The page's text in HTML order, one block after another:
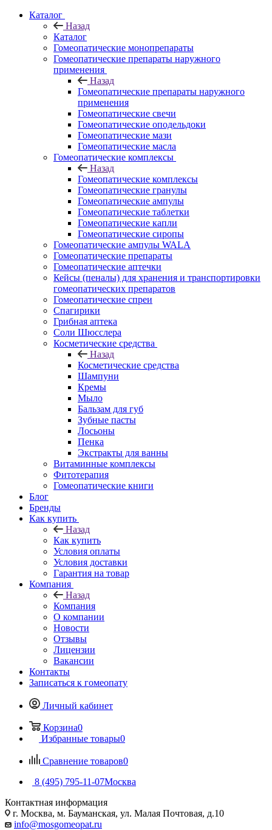
Каталог
Назад
Каталог
Гомеопатические монопрепараты
Гомеопатические препараты наружного
применения
Назад
Гомеопатические препараты наружного
применения
Гомеопатические свечи
Гомеопатические оподельдоки
Гомеопатические мази
Гомеопатические масла
Гомеопатические комплексы
Назад
Гомеопатические комплексы
Гомеопатические гранулы
Гомеопатические ампулы
Гомеопатические таблетки
Гомеопатические капли
Гомеопатические сиропы
Гомеопатические ампулы WALA
Гомеопатические препараты
Гомеопатические аптечки
Кейсы (пеналы) для хранения и транспортировки
гомеопатических препаратов
Гомеопатические спреи
Спагирики
Грибная аптека
Соли Шюсслера
Косметические средства
Назад
Косметические средства
Шампуни
Кремы
Мыло
Бальзам для губ
Зубные пасты
Лосьоны
Пенка
Экстракты для ванны
Витаминные комплексы
Фитотерапия
Гомеопатические книги
Блог
Бренды
Как купить
Назад
Как купить
Условия оплаты
Условия доставки
Гарантия на товар
Компания
Назад
Компания
О компании
Новости
Отзывы
Лицензии
Вакансии
Контакты
Записаться к гомеопату
Личный кабинет
Корзина0
Избранные товары0
Сравнение товаров0
8 (495) 795-11-07Москва
Контактная информация
г. Москва, м. Бауманская, ул. Малая Почтовая, д.10
info@mosgomeopat.ru